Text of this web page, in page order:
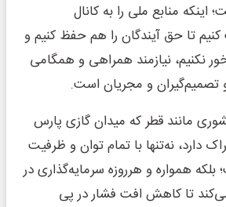
منابع ملی را به کانال
تا حق آیندگان را هم حفظ کنیم و
نکنیم، نیازمند همراهی و همگامی
و مجریان است.
مانند قطر که میدان گازی پارس
دارد، نه‌تنها با تمام توان و ظرفیت
همواره و هرروزه سرمایه‌گذاری در
تا کاهش افت فشار در پی